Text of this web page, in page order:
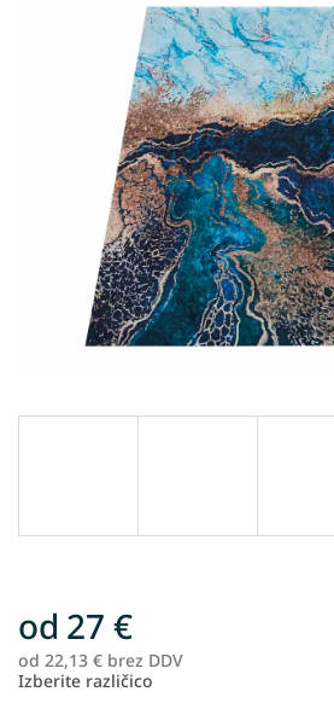
od 27 €
od 22,13 € brez DDV
Izberite različico